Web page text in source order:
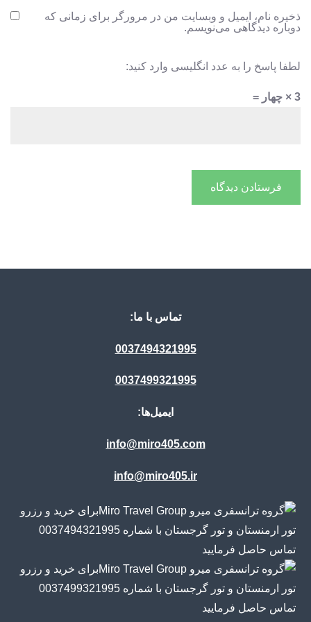
ذخیره نام، ایمیل و وبسایت من در مرورگر برای زمانی که
دوباره دیدگاهی می‌نویسم.
لطفا پاسخ را به عدد انگلیسی وارد کنید:
3 × چهار =
تماس با ما:
0037494321995
0037499321995
ایمیل‌ها:
info@miro405.com
info@miro405.ir